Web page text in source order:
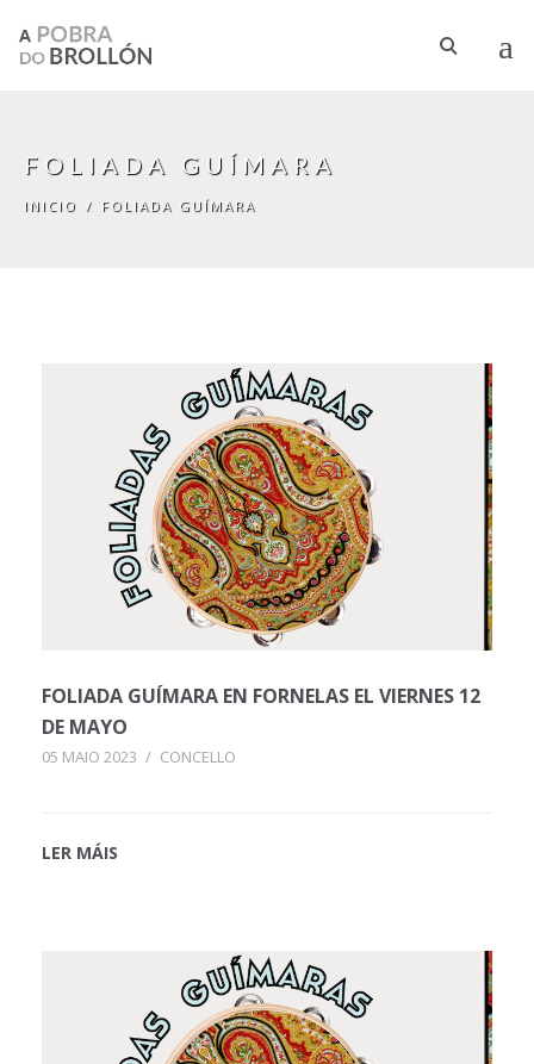
FOLIADA GUÍMARA
INICIO / FOLIADA GUÍMARA
FOLIADA GUÍMARA EN FORNELAS EL VIERNES 12
DE MAYO
05 MAIO 2023 / CONCELLO
LER MÁIS